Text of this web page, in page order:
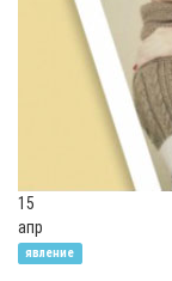
15
апр
явление